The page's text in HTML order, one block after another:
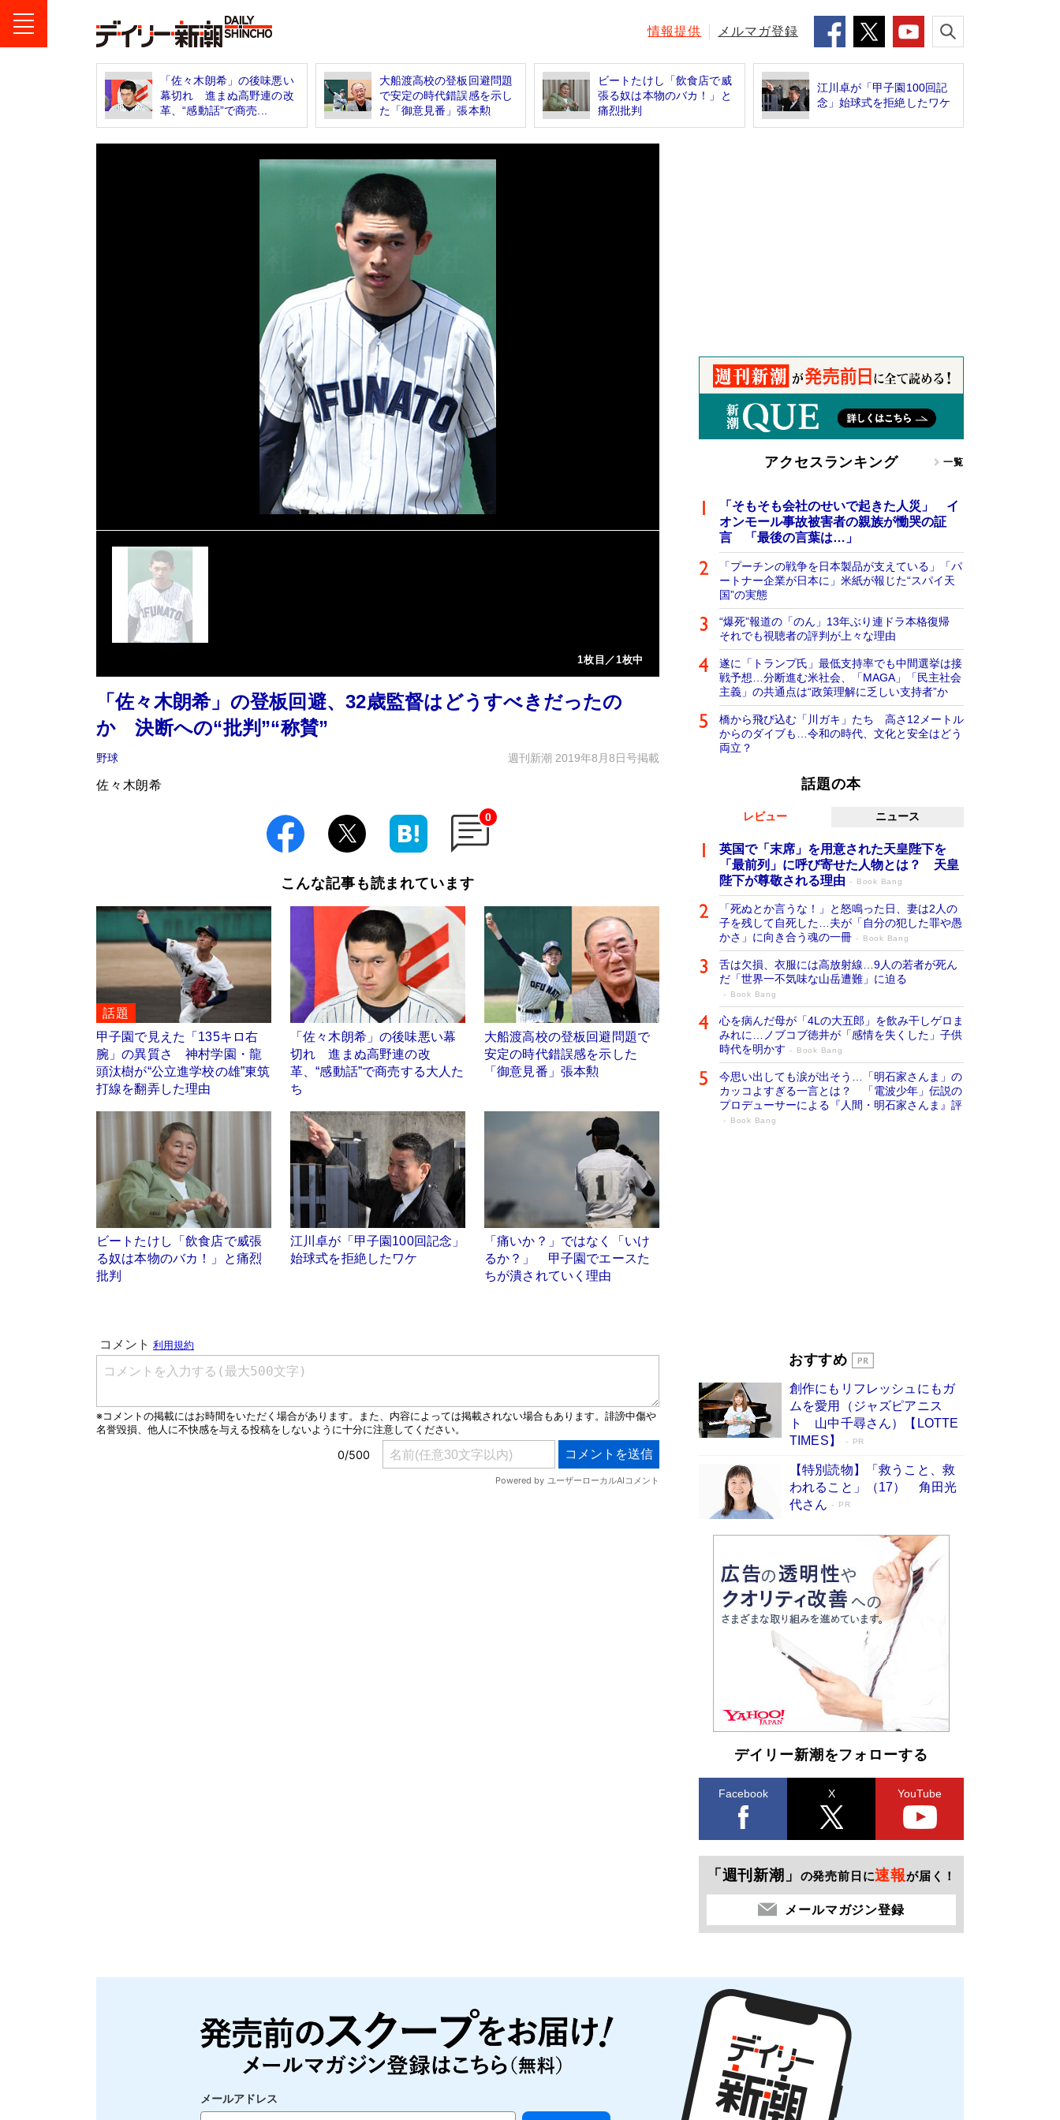
情報提供 メルマガ登録
「佐々木朗希」の後味悪い
幕切れ 進まぬ高野連の改
革、“感動話”で商売...
大船渡高校の登板回避問題
で安定の時代錯誤感を示し
た「御意見番」張本勲
ビートたけし「飲食店で威
張る奴は本物のバカ！」と
痛烈批判
江川卓が「甲子園100回記
念」始球式を拒絶したワケ
1枚目／1枚中
「佐々木朗希」の登板回避、32歳監督はどうすべきだったの
か 決断への“批判”“称賛”
野球 週刊新潮 2019年8月8日号掲載
佐々木朗希
0
こんな記事も読まれています
話題
甲子園で見えた「135キロ右
腕」の異質さ 神村学園・龍
頭汰樹が“公立進学校の雄”東筑
打線を翻弄した理由
「佐々木朗希」の後味悪い幕
切れ 進まぬ高野連の改
革、“感動話”で商売する大人た
ち
大船渡高校の登板回避問題で
安定の時代錯誤感を示した
「御意見番」張本勲
ビートたけし「飲食店で威張
る奴は本物のバカ！」と痛烈
批判
江川卓が「甲子園100回記念」
始球式を拒絶したワケ
「痛いか？」ではなく「いけ
るか？」 甲子園でエースた
ちが潰されていく理由
アクセスランキング 一覧
「そもそも会社のせいで起きた人災」 イ
オンモール事故被害者の親族が慟哭の証
言 「最後の言葉は…」
「プーチンの戦争を日本製品が支えている」「パ
ートナー企業が日本に」米紙が報じた“スパイ天
国”の実態
“爆死”報道の「のん」13年ぶり連ドラ本格復帰
それでも視聴者の評判が上々な理由
遂に「トランプ氏」最低支持率でも中間選挙は接
戦予想…分断進む米社会、「MAGA」「民主社会
主義」の共通点は“政策理解に乏しい支持者”か
橋から飛び込む「川ガキ」たち 高さ12メートル
からのダイブも…令和の時代、文化と安全はどう
両立？
話題の本
レビュー ニュース
英国で「末席」を用意された天皇陛下を
「最前列」に呼び寄せた人物とは？ 天皇
陛下が尊敬される理由
Book Bang
「死ぬとか言うな！」と怒鳴った日、妻は2人の
子を残して自死した…夫が「自分の犯した罪や愚
かさ」に向き合う魂の一冊
Book Bang
舌は欠損、衣服には高放射線…9人の若者が死ん
だ「世界一不気味な山岳遭難」に迫る
Book Bang
心を病んだ母が「4Lの大五郎」を飲み干しゲロま
みれに…ノブコブ徳井が「感情を失くした」子供
時代を明かす
Book Bang
今思い出しても涙が出そう…「明石家さんま」の
カッコよすぎる一言とは？ 「電波少年」伝説の
プロデューサーによる『人間・明石家さんま』評
Book Bang
開発への関心を押し上げた18年の物語に幕 特装
Book Bang
「不意に涙が出そうに…」高嶋政伸が明かし
た“13歳の娘を暴行する役”への葛藤 インティマ
シーコーディネーターに支えられたNHK『大奥』
おすすめ
創作にもリフレッシュにもガ
ムを愛用（ジャズピアニス
ト 山中千尋さん）【LOTTE
TIMES】
PR
【特別読物】「救うこと、救
われること」（17） 角田光
代さん
PR
デイリー新潮をフォローする
Facebook X YouTube
「週刊新潮」 の発売前日に速報が届く！
メールマガジン登録
メールアドレス